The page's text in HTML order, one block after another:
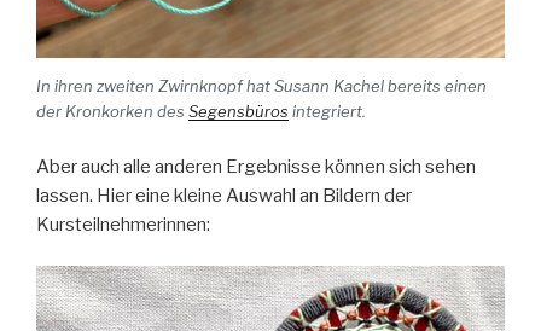
In ihren zweiten Zwirnknopf hat Susann Kachel bereits einen
der Kronkorken des Segensbüros integriert.
Aber auch alle anderen Ergebnisse können sich sehen
lassen. Hier eine kleine Auswahl an Bildern der
Kursteilnehmerinnen: